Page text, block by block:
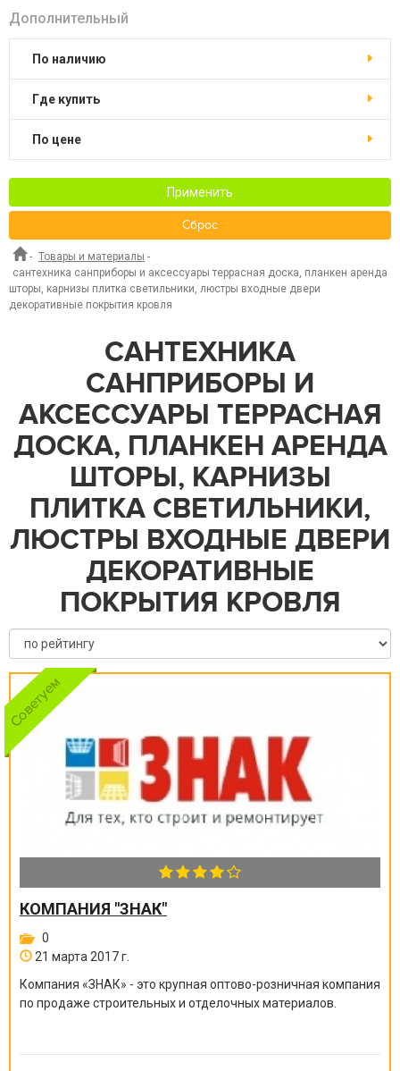
Дополнительный
По наличию
Где купить
По цене
Применить
Сброс
- Товары и материалы -
сантехника санприборы и аксессуары террасная доска, планкен аренда
шторы, карнизы плитка светильники, люстры входные двери
декоративные покрытия кровля
САНТЕХНИКА
САНПРИБОРЫ И
АКСЕССУАРЫ ТЕРРАСНАЯ
ДОСКА, ПЛАНКЕН АРЕНДА
ШТОРЫ, КАРНИЗЫ
ПЛИТКА СВЕТИЛЬНИКИ,
ЛЮСТРЫ ВХОДНЫЕ ДВЕРИ
ДЕКОРАТИВНЫЕ
ПОКРЫТИЯ КРОВЛЯ
КОМПАНИЯ "ЗНАК"
0
21 марта 2017 г.
Компания «ЗНАК» - это крупная оптово-розничная компания
по продаже строительных и отделочных материалов.